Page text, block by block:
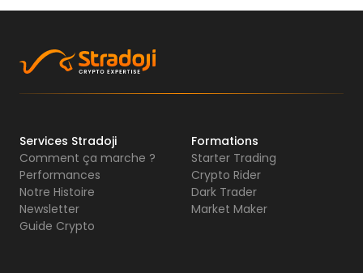
Services Stradoji
Comment ça marche ?
Performances
Notre Histoire
Newsletter
Guide Crypto
Formations
Starter Trading
Crypto Rider
Dark Trader
Market Maker